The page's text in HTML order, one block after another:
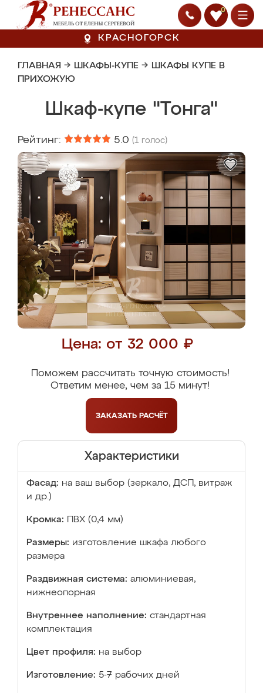
0
КРАСНОГОРСК
ГЛАВНАЯ → ШКАФЫ-КУПЕ → ШКАФЫ КУПЕ В
ПРИХОЖУЮ
Шкаф-купе "Тонга"
Рейтинг: 5.0 (1 голос)
Цена: от 32 000 ₽
Поможем рассчитать точную стоимость!
Ответим менее, чем за 15 минут!
ЗАКАЗАТЬ РАСЧЁТ
Характеристики
Фасад: на ваш выбор (зеркало, ДСП, витраж
и др.)
Кромка: ПВХ (0,4 мм)
Размеры: изготовление шкафа любого
размера
Раздвижная система: алюминиевая,
нижнеопорная
Внутреннее наполнение: стандартная
комплектация
Цвет профиля: на выбор
Изготовление: 5-7 рабочих дней